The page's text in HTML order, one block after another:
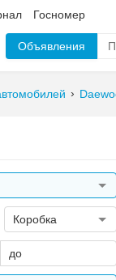
Госномер
Объявления
Коробка
до